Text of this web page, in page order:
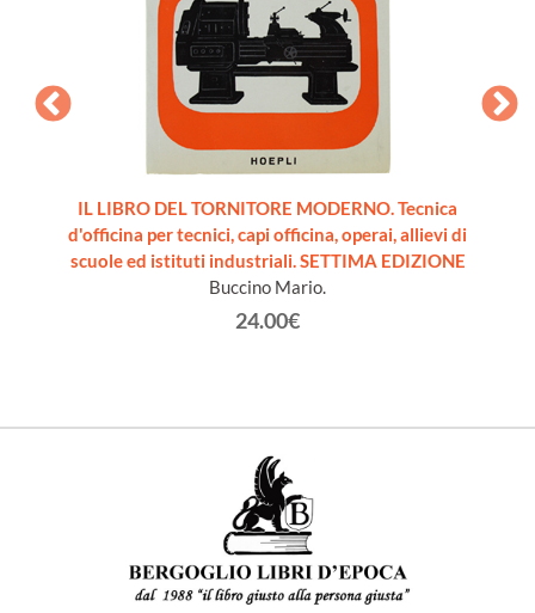
IL LIBRO DEL TORNITORE MODERNO. Tecnica
d'officina per tecnici, capi officina, operai, allievi di
scuole ed istituti industriali. SETTIMA EDIZIONE
Buccino Mario.
24.00€